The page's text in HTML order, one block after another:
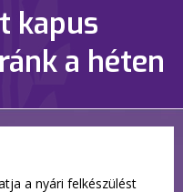
kapus
a héten
a nyári felkészülést